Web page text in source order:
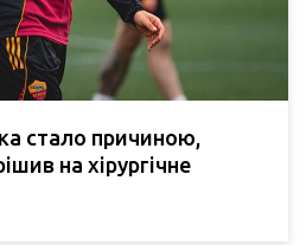
стало причиною,
на хірургічне